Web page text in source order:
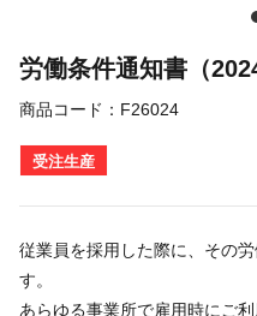
労働条件通知書（
商品コード： F26024
受注生産
従業員を採用した際に、その
す。
あらゆる事業所で雇用時にご利